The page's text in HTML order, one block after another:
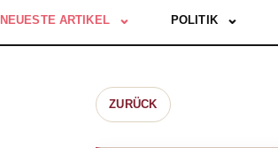
NEUESTE ARTIKEL POLITIK
ZURÜCK